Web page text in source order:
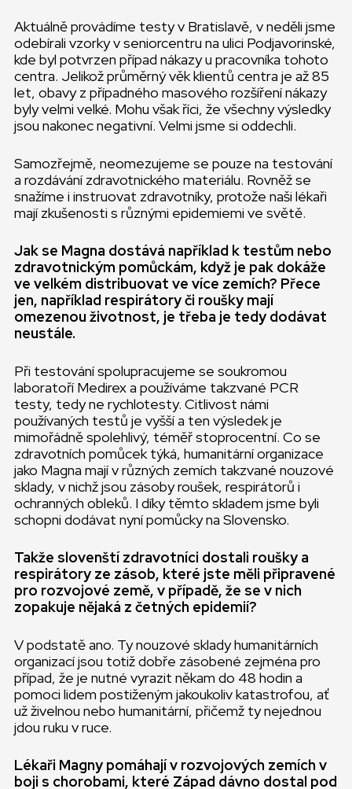
Aktuálně provádíme testy v Bratislavě, v neděli jsme
odebírali vzorky v seniorcentru na ulici Podjavorinské,
kde byl potvrzen případ nákazy u pracovníka tohoto
centra. Jelikož průměrný věk klientů centra je až 85
let, obavy z případného masového rozšíření nákazy
byly velmi velké. Mohu však říci, že všechny výsledky
jsou nakonec negativní. Velmi jsme si oddechli.
Samozřejmě, neomezujeme se pouze na testování
a rozdávání zdravotnického materiálu. Rovněž se
snažíme i instruovat zdravotníky, protože naši lékaři
mají zkušenosti s různými epidemiemi ve světě.
Jak se Magna dostává například k testům nebo
zdravotnickým pomůckám, když je pak dokáže
ve velkém distribuovat ve více zemích? Přece
jen, například respirátory či roušky mají
omezenou životnost, je třeba je tedy dodávat
neustále.
Při testování spolupracujeme se soukromou
laboratoří Medirex a používáme takzvané PCR
testy, tedy ne rychlotesty. Citlivost námi
používaných testů je vyšší a ten výsledek je
mimořádně spolehlivý, téměř stoprocentní. Co se
zdravotních pomůcek týká, humanitární organizace
jako Magna mají v různých zemích takzvané nouzové
sklady, v nichž jsou zásoby roušek, respirátorů i
ochranných obleků. I díky těmto skladem jsme byli
schopni dodávat nyní pomůcky na Slovensko.
Takže slovenští zdravotníci dostali roušky a
respirátory ze zásob, které jste měli připravené
pro rozvojové země, v případě, že se v nich
zopakuje nějaká z četných epidemií?
V podstatě ano. Ty nouzové sklady humanitárních
organizací jsou totiž dobře zásobené zejména pro
případ, že je nutné vyrazit někam do 48 hodin a
pomoci lidem postiženým jakoukoliv katastrofou, ať
už živelnou nebo humanitární, přičemž ty nejednou
jdou ruku v ruce.
Lékaři Magny pomáhají v rozvojových zemích v
boji s chorobami, které Západ dávno dostal pod